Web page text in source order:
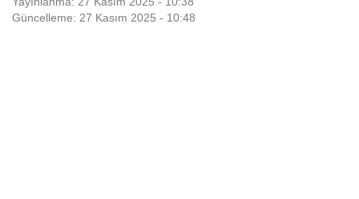
Güncelleme: 27 Kasım 2025 - 10:48